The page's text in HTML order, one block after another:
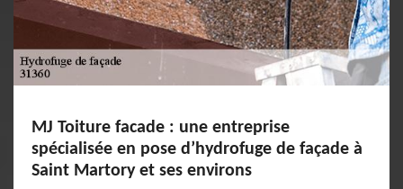
MJ Toiture facade : une entreprise
spécialisée en pose d’hydrofuge de façade à
Saint Martory et ses environs